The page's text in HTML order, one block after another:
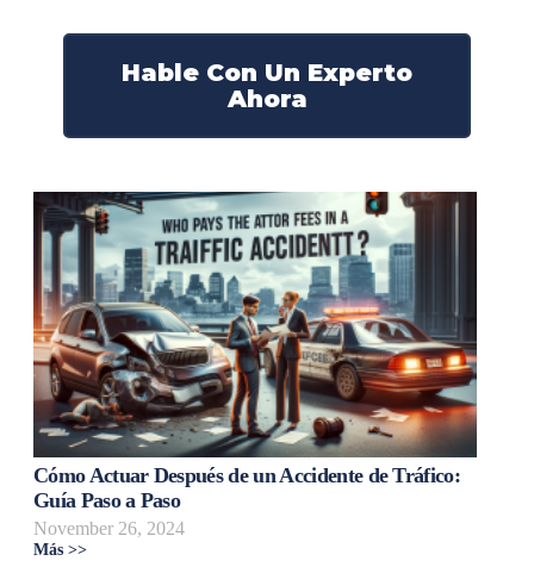
Hable Con Un Experto
Ahora
Cómo Actuar Después de un Accidente de Tráfico:
Guía Paso a Paso
November 26, 2024
Más >>